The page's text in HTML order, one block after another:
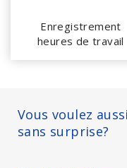
Enregistrement
heures de travail
Vous voulez
sans surprise?